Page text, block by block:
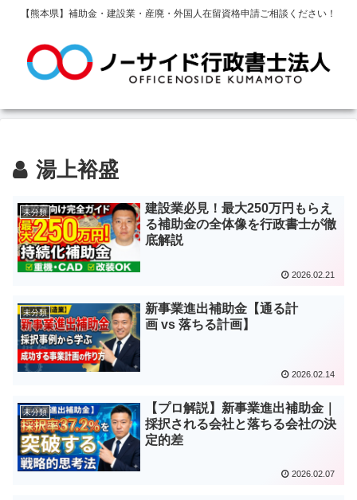
【熊本県】補助金・建設業・産廃・外国人在留資格申請ご相談ください！
湯上裕盛
未分類
建設業必見！最大250万円もらえ
る補助金の全体像を行政書士が徹
底解説
2026.02.21
未分類
新事業進出補助金【通る計
画 vs 落ちる計画】
2026.02.14
未分類
【プロ解説】新事業進出補助金｜
採択される会社と落ちる会社の決
定的差
2026.02.07